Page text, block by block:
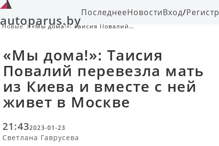
autoparus.byПоследнееНовостиВход/
Новые
«Мы дома!»: Таисия Повалий
«Мы дома!»: Таисия
Повалий перевезла мать
из Киева и вместе с ней
живет в Москве
21:432023-01-23
Светлана Гаврусева